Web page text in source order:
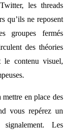
les threads
qu’ils ne reposent
groupes fermés
des théories
le contenu visuel,
en place des
vous repérez un
Les